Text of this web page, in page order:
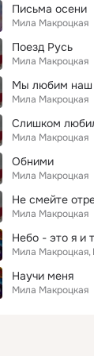
Письма осени
Мила Макроцкая
Поезд Русь
Мила Макроцкая
Мы любим наш
Мила Макроцкая
Слишком
Мила Макроцкая
Обними
Мила Макроцкая
Не смейте
Мила Макроцкая
Небо - это я и
Мила Макроцкая
Научи меня
Мила Макроцкая